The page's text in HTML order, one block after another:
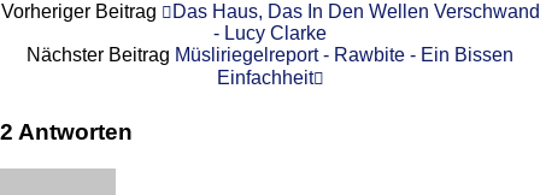
Vorheriger Beitrag
Das Haus, Das In Den Wellen Verschwand
- Lucy Clarke
Nächster Beitrag Müsliriegelreport - Rawbite - Ein Bissen
Einfachheit
2 Antworten